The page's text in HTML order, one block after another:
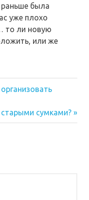
раньше была
уже плохо
то ли новую
или же
сумками?